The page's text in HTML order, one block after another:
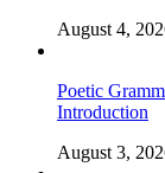
August 4,
Poetic
Introduction
August 3,